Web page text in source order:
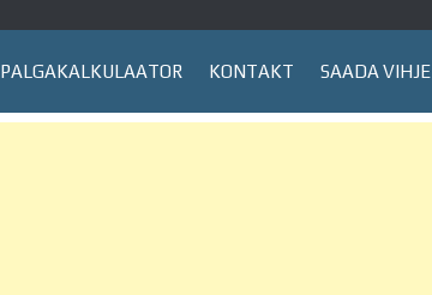
PALGAKALKULAATOR KONTAKT SAADA VIHJE